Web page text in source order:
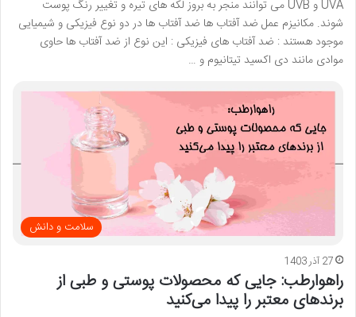
UVA و UVB می توانند منجر به بروز لکه های تیره و تغییر رنگ پوست
شوند. مکانیزم عمل ضد آفتاب ها ضد آفتاب ها در دو نوع فیزیکی و شیمیایی
موجود هستند : ضد آفتاب های فیزیکی : این نوع از ضد آفتاب ها حاوی
موادی مانند دی اکسید تیتانیوم و …
سلامت و دانش
27 آذر 1403
راهوارطب: جایی که محصولات پوستی و طبی از
برندهای معتبر را پیدا می‌کنید